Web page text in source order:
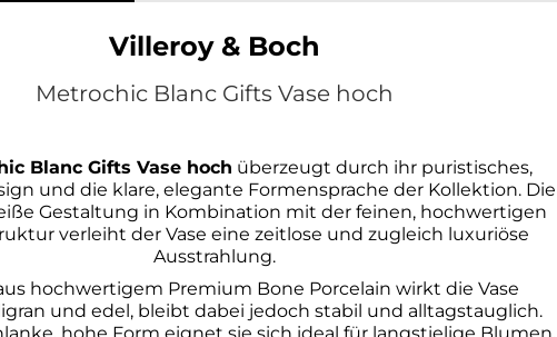
Villeroy & Boch
Metrochic Blanc Gifts Vase hoch
Blanc Gifts Vase hoch überzeugt durch ihr puristisches,
und die klare, elegante Formensprache der Kollektion. Die
Gestaltung in Kombination mit der feinen, hochwertigen
verleiht der Vase eine zeitlose und zugleich luxuriöse
Ausstrahlung.
hochwertigem Premium Bone Porcelain wirkt die Vase
und edel, bleibt dabei jedoch stabil und alltagstauglich.